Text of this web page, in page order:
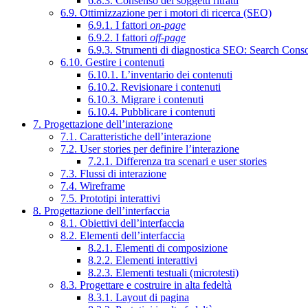
6.9. Ottimizzazione per i motori di ricerca (SEO)
6.9.1. I fattori on-page
6.9.2. I fattori off-page
6.9.3. Strumenti di diagnostica SEO: Search
6.10. Gestire i contenuti
6.10.1. L’inventario dei contenuti
6.10.2. Revisionare i contenuti
6.10.3. Migrare i contenuti
6.10.4. Pubblicare i contenuti
7. Progettazione dell’interazione
7.1. Caratteristiche dell’interazione
7.2. User stories per definire l’interazione
7.2.1. Differenza tra scenari e user stories
7.3. Flussi di interazione
7.4. Wireframe
7.5. Prototipi interattivi
8. Progettazione dell’interfaccia
8.1. Obiettivi dell’interfaccia
8.2. Elementi dell’interfaccia
8.2.1. Elementi di composizione
8.2.2. Elementi interattivi
8.2.3. Elementi testuali (microtesti)
8.3. Progettare e costruire in alta fedeltà
8.3.1. Layout di pagina